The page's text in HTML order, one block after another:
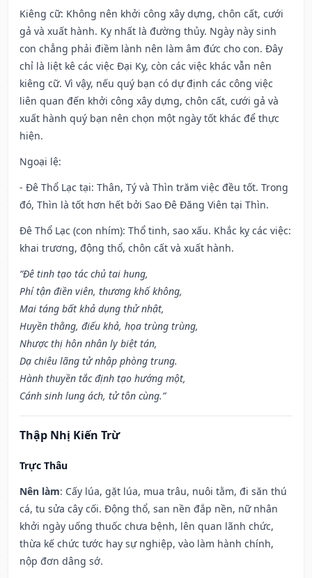
Kiêng cữ: Không nên khởi công xây dựng, chôn cất, cưới
gả và xuất hành. Kỵ nhất là đường thủy. Ngày này sinh
con chẳng phải điềm lành nên làm âm đức cho con. Đây
chỉ là liệt kê các việc Đại Kỵ, còn các việc khác vẫn nên
kiêng cữ. Vì vậy, nếu quý bạn có dự định các công việc
liên quan đến khởi công xây dựng, chôn cất, cưới gả và
xuất hành quý bạn nên chọn một ngày tốt khác để thực
hiện.
Ngoại lệ:
- Đê Thổ Lạc tại: Thân, Tý và Thìn trăm việc đều tốt. Trong
đó, Thìn là tốt hơn hết bởi Sao Đê Đăng Viên tại Thìn.
Đê Thổ Lạc (con nhím): Thổ tinh, sao xấu. Khắc kỵ các việc:
khai trương, động thổ, chôn cất và xuất hành.
“Đê tinh tạo tác chủ tai hung,
Phí tận điền viên, thương khố không,
Mai táng bất khả dụng thử nhật,
Huyền thằng, điếu khả, họa trùng trùng,
Nhược thị hôn nhân ly biệt tán,
Dạ chiêu lãng tử nhập phòng trung.
Hành thuyền tắc định tạo hướng một,
Cánh sinh lung ách, tử tôn cùng.”
Thập Nhị Kiến Trừ
Trực Thâu
Nên làm: Cấy lúa, gặt lúa, mua trâu, nuôi tằm, đi săn thú
cá, tu sửa cây cối. Động thổ, san nền đắp nền, nữ nhân
khởi ngày uống thuốc chưa bệnh, lên quan lãnh chức,
thừa kế chức tước hay sự nghiệp, vào làm hành chính,
nộp đơn dâng sớ.